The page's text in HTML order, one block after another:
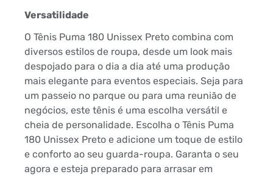
Versatilidade
O Tênis Puma 180 Unissex Preto combina com
diversos estilos de roupa, desde um look mais
despojado para o dia a dia até uma produção
mais elegante para eventos especiais. Seja para
um passeio no parque ou para uma reunião de
negócios, este tênis é uma escolha versátil e
cheia de personalidade. Escolha o Tênis Puma
180 Unissex Preto e adicione um toque de estilo
e conforto ao seu guarda-roupa. Garanta o seu
agora e esteja preparado para arrasar em